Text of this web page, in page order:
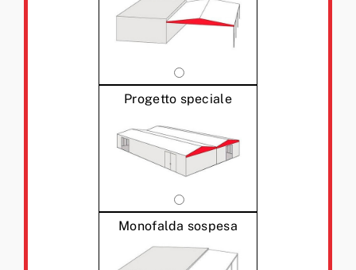
Progetto speciale
Monofalda sospesa